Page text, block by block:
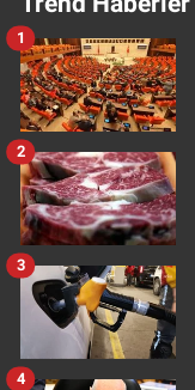
1
2
3
4